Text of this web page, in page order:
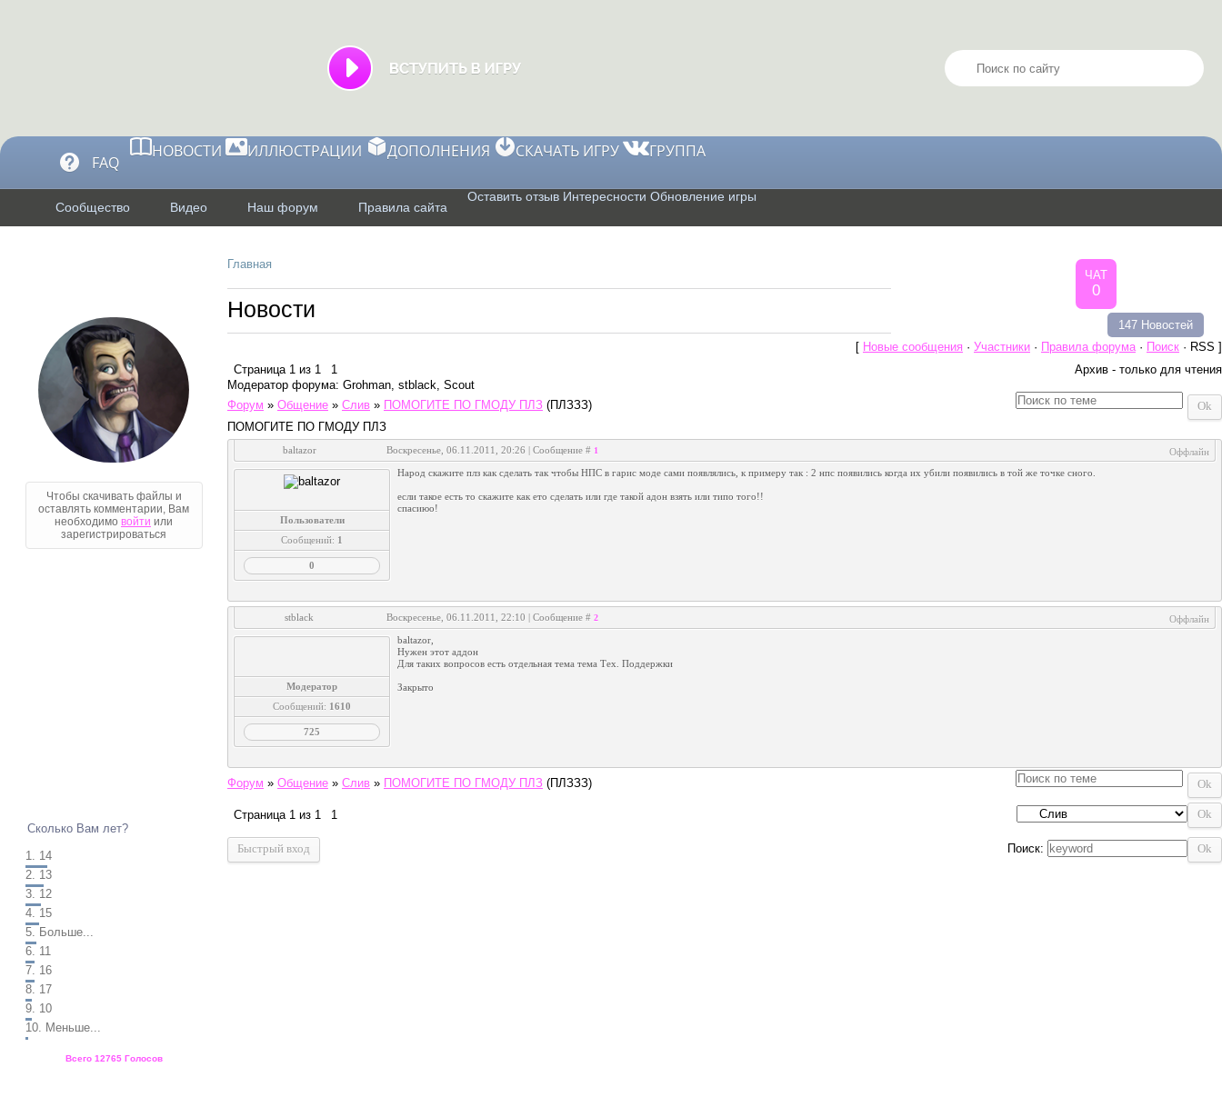
ЧАТ
0
НОВОСТИ ИЛЛЮСТРАЦИИ ДОПОЛНЕНИЯ СКАЧАТЬ ИГРУ ГРУППА
FAQ
Сообщество Видео
Оставить отзыв
Наш форум
Интересности
Правила сайта
Обновление игры
Главная
147 Новостей
Новости
[ Новые сообщения · Участники · Правила форума· Поиск · RSS ]
Страница 1 из 1 1
Архив - только для чтения
Модератор форума: Grohman, stblack, Scout
Форум » Общение » Слив » ПОМОГИТЕ ПО ГМОДУ ПЛЗ (ПЛЗЗЗ)
ПОМОГИТЕ ПО ГМОДУ ПЛЗ
Оффлайн
baltazor Воскресенье, 06.11.2011, 20:26 | Сообщение # 1
Пользователи
Сообщений: 1
0
Народ скажите плз как сделать так чтобы НПС в гарис моде сами появлялись, к примеру так : 2 нпс появились когда их убили появились в той же точке сного.
если такое есть то скажите как ето сделать или где такой адон взять или типо того!!
спасиюо!
Оффлайн
stblack Воскресенье, 06.11.2011, 22:10 | Сообщение # 2
Модератор
Сообщений: 1610
725
baltazor,
Нужен этот аддон
Для таких вопросов есть отдельная тема тема Тех. Поддержки
Закрыто
Форум » Общение » Слив » ПОМОГИТЕ ПО ГМОДУ ПЛЗ (ПЛЗЗЗ)
Страница 1 из 1 1
Поиск:
Чтобы скачивать файлы и
оставлять комментарии, Вам
необходимо войти или
зарегистрироваться
Сколько Вам лет?
1. 14
2. 13
3. 12
4. 15
5.
Больше...
6. 11
7. 16
8. 17
9. 10
10.
Меньше...
Всего 12765 Голосов